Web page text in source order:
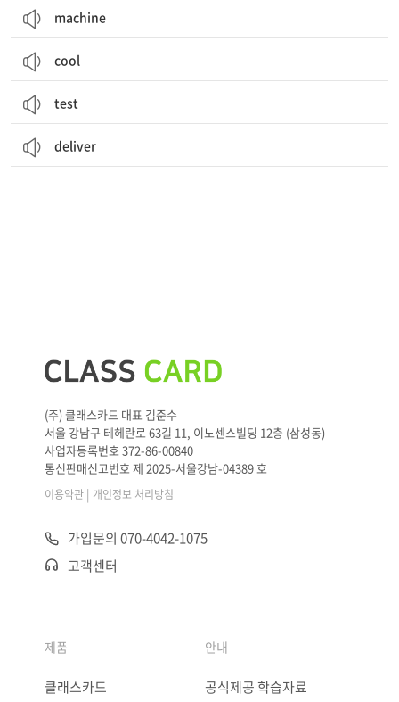
machine
cool
test
deliver
(주) 클래스카드 대표 김준수
서울 강남구 테헤란로 63길 11, 이노센스빌딩 12층 (삼성동)
사업자등록번호 372-86-00840
통신판매신고번호 제 2025-서울강남-04389 호
이용약관 | 개인정보 처리방침
가입문의 070-4042-1075
고객센터
제품
클래스카드
안내
공식제공 학습자료